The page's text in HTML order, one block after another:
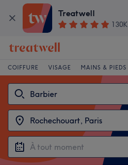
Treatwell
130K
COIFFURE VISAGE MAINS & PIEDS